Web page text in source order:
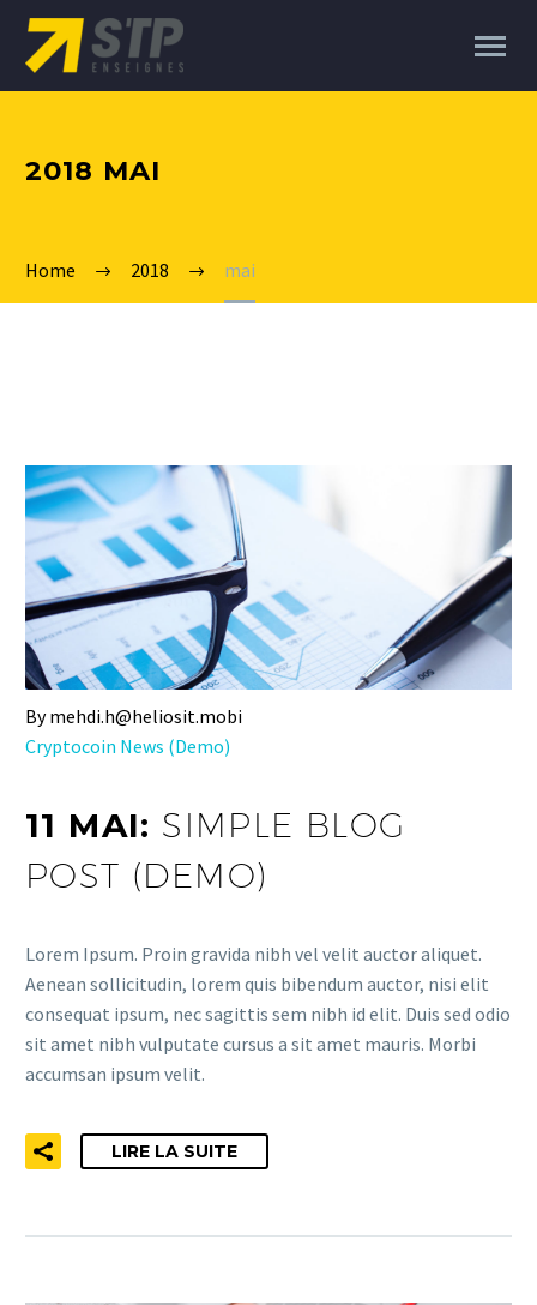
2018 MAI
Home 2018 mai
By mehdi.h@heliosit.mobi
Cryptocoin News (Demo)
11 MAI: SIMPLE BLOG
POST (DEMO)
Lorem Ipsum. Proin gravida nibh vel velit auctor aliquet.
Aenean sollicitudin, lorem quis bibendum auctor, nisi elit
consequat ipsum, nec sagittis sem nibh id elit. Duis sed odio
sit amet nibh vulputate cursus a sit amet mauris. Morbi
accumsan ipsum velit.
LIRE LA SUITE